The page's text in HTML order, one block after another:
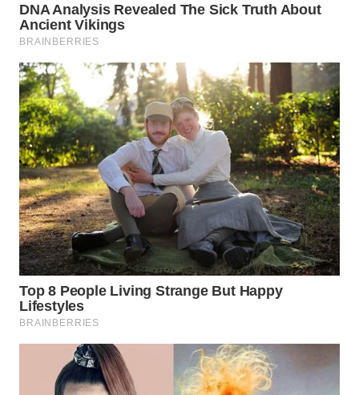
SUKABUMI
PURWAKARTA
WN
PRIANGAN
TIMUR
WN
SEMARANG
WN
SOLO
WN
BOROBUDUR
MADURA